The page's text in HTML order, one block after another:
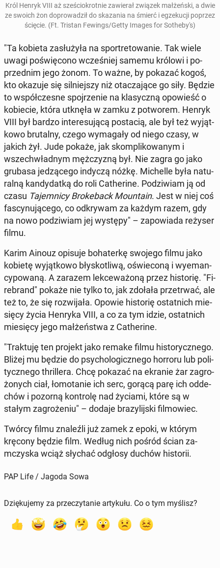
Król Henryk VIII aż sze­ścio­krot­nie za­wie­rał związek mał­żeń­ski, a dwie
ze swoich żon do­pro­wa­dził do ska­za­nia na śmierć i eg­ze­ku­cji poprzez
ścięcie. (Ft. Tristan Fewings/Getty Images for So­the­by­'s)
"Ta kobieta za­słu­ży­ła na spor­tre­to­wa­nie. Tak wiele
uwagi po­świę­co­no wcze­śniej samemu królowi i po­
przed­nim jego żonom. To ważne, by pokazać kogoś,
kto okazuje się sil­niej­szy niż ota­cza­ją­ce go siły. Będzie
to współ­cze­sne spoj­rze­nie na kla­sycz­ną opo­wieść o
ko­bie­cie, która utknęła w zamku z po­two­rem. Henryk
VIII był bardzo in­te­re­su­ją­cą po­sta­cią, ale był też wy­jąt­
ko­wo bru­tal­ny, czego wy­ma­ga­ły od niego czasy, w
jakich żył. Jude pokaże, jak skom­pli­ko­wa­nym i
wszech­wład­nym męż­czy­zną był. Nie zagra go jako
grubasa je­dzą­ce­go indyczą nóżkę. Mi­chel­le była na­tu­
ral­ną kan­dy­dat­ką do roli Ca­the­ri­ne. Po­dzi­wiam ją od
czasu Ta­jem­ni­cy Bro­ke­back Mo­un­ta­in. Jest w niej coś
fa­scy­nu­ją­ce­go, co od­kry­wam za każdym razem, gdy
na nowo po­dzi­wiam jej występy" – za­po­wia­da reżyser
filmu.
Karim Ainouz opisuje bo­ha­ter­kę swojego filmu jako
kobietę wy­jąt­ko­wo bły­sko­tli­wą, oświe­co­ną i wy­eman­
cy­po­wa­ną. A zarazem lek­ce­wa­żo­ną przez hi­sto­rię. "Fi­
re­brand" pokaże nie tylko to, jak zdołała prze­trwać, ale
też to, że się roz­wi­ja­ła. Opowie hi­sto­rię ostat­nich mie­
się­cy życia Henryka VIII, a co za tym idzie, ostat­nich
mie­się­cy jego mał­żeń­stwa z Ca­the­ri­ne.
"Trak­tu­ję ten projekt jako remake filmu hi­sto­rycz­ne­go.
Bliżej mu będzie do psy­cho­lo­gicz­ne­go horroru lub po­li­
tycz­ne­go thril­le­ra. Chcę pokazać na ekranie żar za­gro­
żo­nych ciał, ło­mo­ta­nie ich serc, gorącą parę ich od­de­
chów i pozorną kon­tro­lę nad życiami, które są w
stałym za­gro­że­niu" – dodaje bra­zy­lij­ski fil­mo­wiec.
Twórcy filmu zna­leź­li już zamek z epoki, w którym
kręcony będzie film. Według nich pośród ścian za­
mczy­ska wciąż słychać odgłosy duchów hi­sto­rii.
PAP Life / Jagoda Sowa
Dziękujemy za przeczytanie artykułu. Co o tym myślisz?